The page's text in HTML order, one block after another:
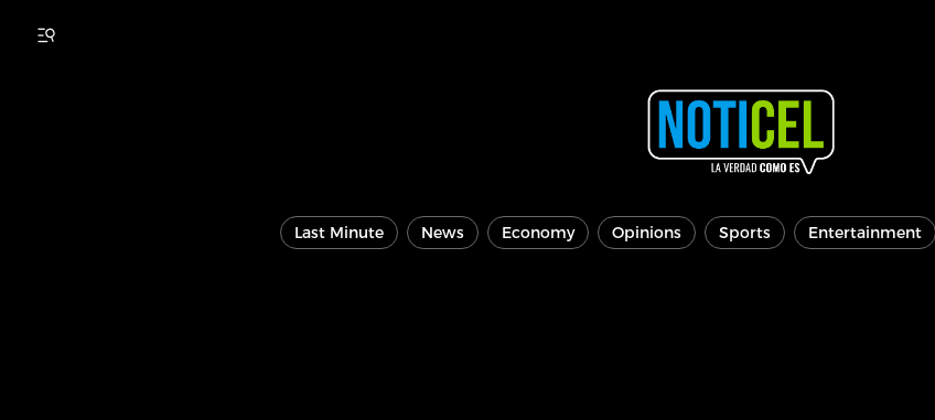
Last Minute News Economy Opinions Sports Entertainment